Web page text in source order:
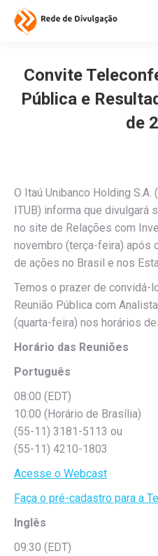
Convite
Pública e
de
O Itaú Unibanco Holding S.A.
ITUB) informa que divulgará
no site de Relações com
novembro (terça-feira) após
de ações no Brasil e nos
Temos o prazer de convidá-
Reunião Pública com
(quarta-feira) nos horários
Horário das Reuniões
Português
08:00 (EDT)
10:00 (Horário de Brasília)
(55-11) 3181-5113 ou
(55-11) 4210-1803
Acesse o Webcast
Faça o pré-cadastro para a
Inglês
09:30 (EDT)